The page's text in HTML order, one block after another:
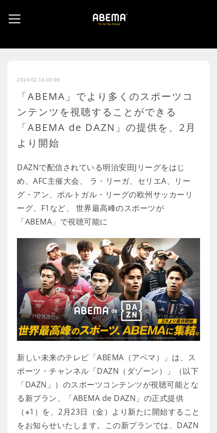
2024.02.16 03:00
「ABEMA」でより多くのスポーツコ
ンテンツを視聴することができる
「ABEMA de DAZN」の提供を、2月
より開始
DAZNで配信されている明治安田Jリーグをはじ
め、AFC主催大会、 ラ・リーガ、セリエA、リー
グ・アン、ポルトガル・リーグの欧州サッカーリ
ーグ、F1など、 世界最高峰のスポーツが
「ABEMA」で視聴可能に
新しい未来のテレビ「ABEMA（アベマ）」は、ス
ポーツ・チャンネル「DAZN（ダゾーン）」（以下
「DAZN」）のスポーツコンテンツが視聴可能とな
る新プラン、「ABEMA de DAZN」の正式提供
（※1）を、2月23日（金）より新たに開始すること
をお知らせいたします。この新プランでは、DAZN